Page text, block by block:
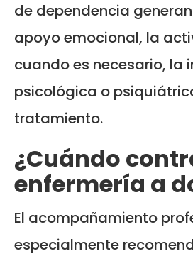
de dependencia generan
apoyo emocional, la
cuando es necesario, la
psicológica o
tratamiento.
¿Cuándo
enfermería a
El acompañamiento
especialmente